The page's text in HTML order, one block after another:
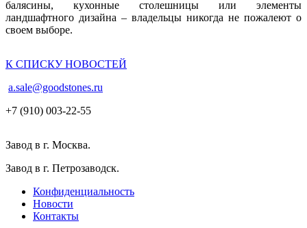
балясины, кухонные столешницы или элементы
ландшафтного дизайна – владельцы никогда не пожалеют о
своем выборе.
К СПИСКУ НОВОСТЕЙ
a.sale@goodstones.ru
+7 (910) 003-22-55
Завод в г. Москва.
Завод в г. Петрозаводск.
Конфиденциальность
Новости
Контакты